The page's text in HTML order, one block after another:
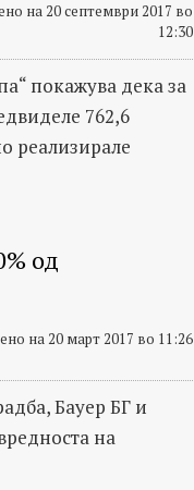
на 20 септември 2017 во
12:30
покажува дека за
762,6
реализирале
од
на 20 март 2017 во 11:26
Бауер БГ и
на